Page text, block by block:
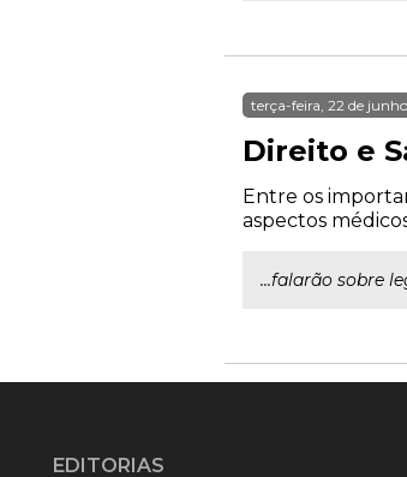
terça-feira, 22 de
Direito e
Entre os
aspectos
...falarão sobre
EDITORIAS